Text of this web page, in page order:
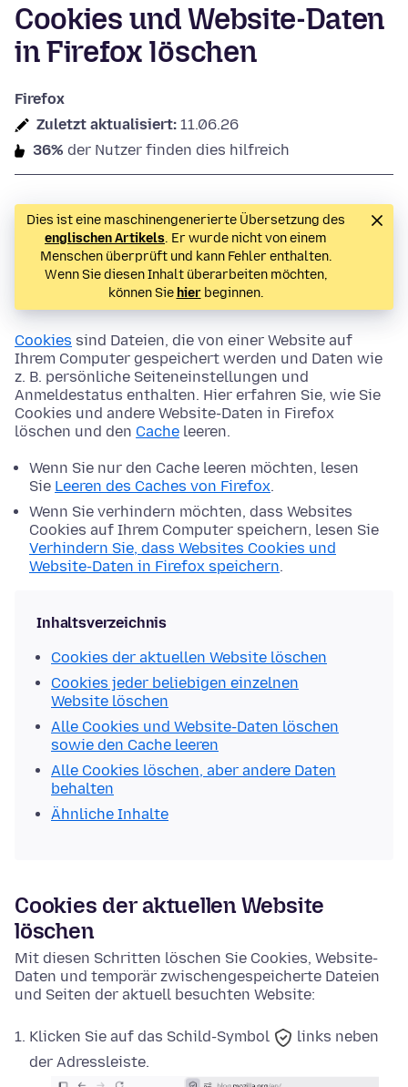
Cookies und Website-Daten
in Firefox löschen
Firefox
Zuletzt aktualisiert: 11.06.26
36% der Nutzer finden dies hilfreich
Dies ist eine maschinengenerierte Übersetzung des
englischen Artikels. Er wurde nicht von einem
Menschen überprüft und kann Fehler enthalten.
Wenn Sie diesen Inhalt überarbeiten möchten,
können Sie hierbeginnen.
Cookies sind Dateien, die von einer Website auf
Ihrem Computer gespeichert werden und Daten wie
z. B. persönliche Seiteneinstellungen und
Anmeldestatus enthalten. Hier erfahren Sie, wie Sie
Cookies und andere Website-Daten in Firefox
löschen und den Cache leeren.
Wenn Sie nur den Cache leeren möchten, lesen
Sie Leeren des Caches von Firefox.
Wenn Sie verhindern möchten, dass Websites
Cookies auf Ihrem Computer speichern, lesen Sie
Verhindern Sie, dass Websites Cookies und
Website-Daten in Firefox speichern.
Inhaltsverzeichnis
Cookies der aktuellen Website löschen
Cookies jeder beliebigen einzelnen
Website löschen
Alle Cookies und Website-Daten löschen
sowie den Cache leeren
Alle Cookies löschen, aber andere Daten
behalten
Ähnliche Inhalte
Cookies der aktuellen Website
löschen
Mit diesen Schritten löschen Sie Cookies, Website-
Daten und temporär zwischengespeicherte Dateien
und Seiten der aktuell besuchten Website:
Klicken Sie auf das Schild-Symbol
links neben
der Adressleiste.